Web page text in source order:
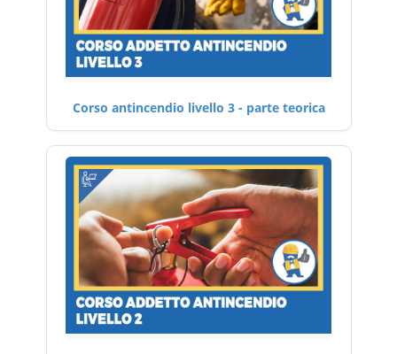
Corso antincendio livello 3 - parte teorica